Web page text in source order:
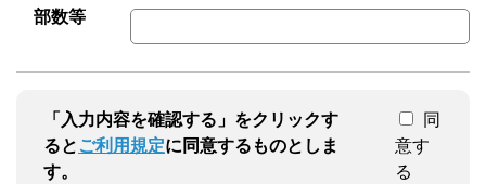
部数等
「入力内容を確認する」をクリックす
るとご利用規定に同意するものとしま
す。
同
意す
る